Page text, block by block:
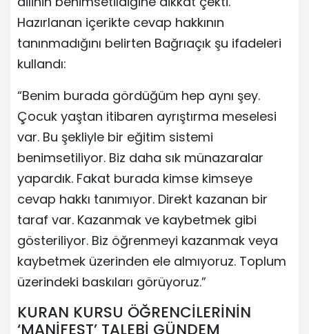
Hazırlanan içerikte cevap hakkının
tanınmadığını belirten Bağrıaçık şu ifadeleri
kullandı:
“Benim burada gördüğüm hep aynı şey.
Çocuk yaştan itibaren ayrıştırma meselesi
var. Bu şekliyle bir eğitim sistemi
benimsetiliyor. Biz daha sık münazaralar
yapardık. Fakat burada kimse kimseye
cevap hakkı tanımıyor. Direkt kazanan bir
taraf var. Kazanmak ve kaybetmek gibi
gösteriliyor. Biz öğrenmeyi kazanmak veya
kaybetmek üzerinden ele almıyoruz. Toplum
üzerindeki baskıları görüyoruz.”
KURAN KURSU ÖĞRENCİLERİNİN
‘MANİFEST’ TALEBİ GÜNDEM